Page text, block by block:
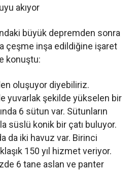
akıyor
büyük depremden sonra
çeşme inşa edildiğine işaret
konuştu:
oluşuyor diyebiliriz.
yuvarlak şekilde yükselen bir
6 sütun var. Sütunların
süslü konik bir çatı buluyor.
da iki havuz var. Birinci
150 yıl hizmet veriyor.
6 tane aslan ve panter